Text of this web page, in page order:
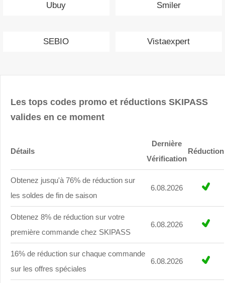
Ubuy Smiler
SEBIO Vistaexpert
Les tops codes promo et réductions SKIPASS
valides en ce moment
Détails
Dernière
Vérification
Réduction
Obtenez jusqu'à 76% de réduction sur
les soldes de fin de saison
6.08.2026
Obtenez 8% de réduction sur votre
première commande chez SKIPASS
6.08.2026
16% de réduction sur chaque commande
sur les offres spéciales
6.08.2026